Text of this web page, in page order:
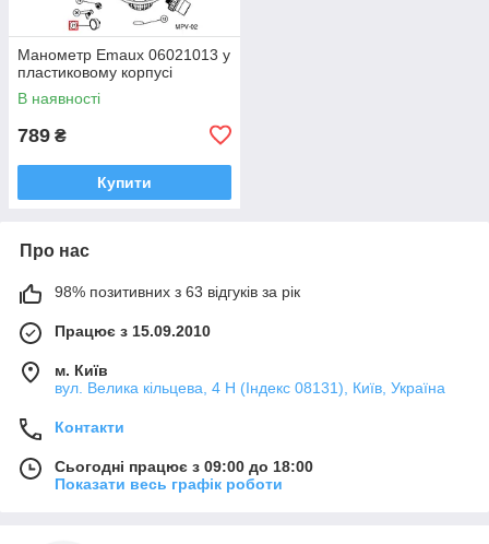
Манометр Emaux 06021013 у
пластиковому корпусі
В наявності
789 ₴
Купити
Про нас
98% позитивних з 63 відгуків за рік
Працює з 15.09.2010
м. Київ
вул. Велика кільцева, 4 Н (Індекс 08131), Київ, Україна
Контакти
Сьогодні працює з 09:00 до 18:00
Показати весь графік роботи